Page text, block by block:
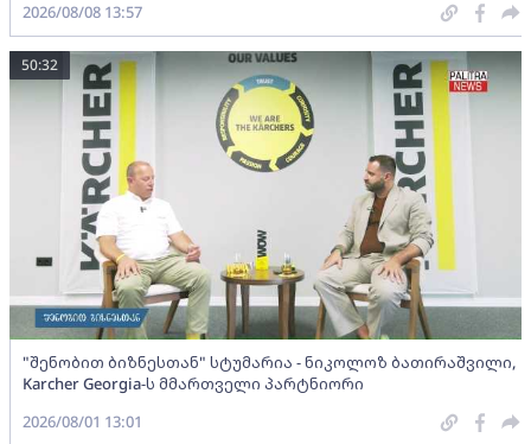
2026/08/08 13:57
"შენობით ბიზნესთან" სტუმარია - ნიკოლოზ ბათირაშვილი,
Karcher Georgia-ს მმართველი პარტნიორი
50:32
2026/08/01 13:01